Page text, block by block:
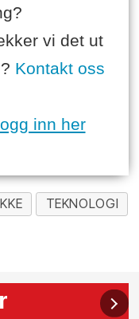
vi det ut
Kontakt oss
inn her
TEKNOLOGI